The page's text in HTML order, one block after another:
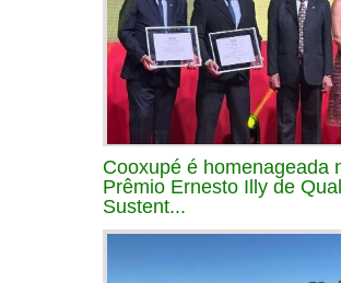
Cooxupé é homenageada
Prêmio Ernesto Illy de
Sustent...